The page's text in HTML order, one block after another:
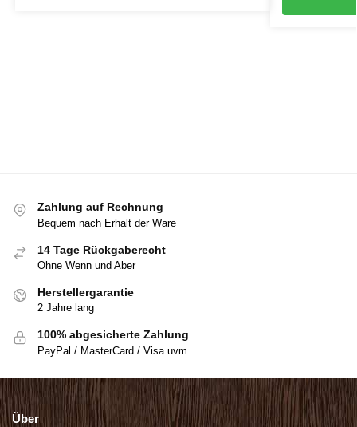
Zahlung auf Rechnung
Bequem nach Erhalt der Ware
14 Tage Rückgaberecht
Ohne Wenn und Aber
Herstellergarantie
2 Jahre lang
100% abgesicherte Zahlung
PayPal / MasterCard / Visa uvm.
Über